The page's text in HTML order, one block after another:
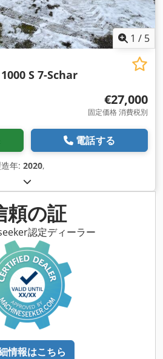
1 / 5
S 7-Schar
€27,000
固定価格 消費税別
電話する
年: 2020,
頼の証
認定ディーラー
情報はこちら